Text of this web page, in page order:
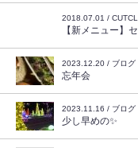
2018.07.01 /
【新メニュー】
2023.12.20 / ブログ
忘年会
2023.11.16 / ブログ
少し早めの✨